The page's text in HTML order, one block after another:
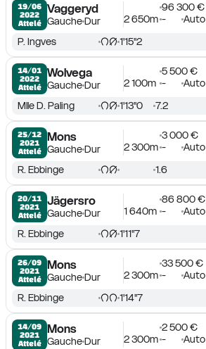
19/06
2022
Attelé
Vaggeryd
GaucheDur
96 300 €
2 650m - Auto
P. Ingves 1'15''2
14/01
2022
Attelé
Wolvega
GaucheDur
5 500 €
2 100m - Auto
Mlle D. Paling 1'13''0 7.2
25/12
2021
Attelé
Mons
GaucheDur
3 000 €
2 300m -
Auto
R. Ebbinge 1.6
20/11
2021
Attelé
Jägersro
GaucheDur
86 800 €
1 640m - Auto
R. Ebbinge 1'11''7
26/09
2021
Attelé
Mons
GaucheDur
33 500 €
2 300m - Auto
R. Ebbinge 1'14''7
14/09
2021
Attelé
Mons
GaucheDur
2 500 €
2 300m - Auto